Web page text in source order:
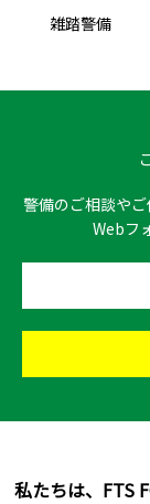
雑踏警備
警備のご相談や
Webフ
私たちは、FTS